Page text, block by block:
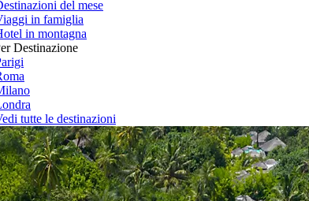
del mese
in famiglia
in montagna
Destinazione
tutte le destinazioni